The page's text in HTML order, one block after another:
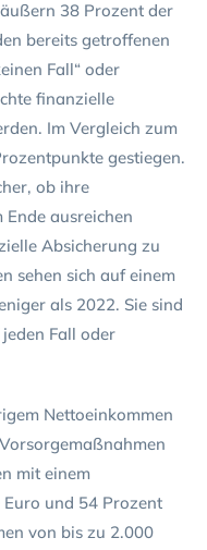
38 Prozent der
bereits getroffenen
Fall“ oder
finanzielle
Im Vergleich zum
gestiegen.
ob ihre
ausreichen
Absicherung zu
sehen sich auf einem
als 2022. Sie sind
Fall oder
Nettoeinkommen
mit einem
und 54 Prozent
von bis zu 2.000